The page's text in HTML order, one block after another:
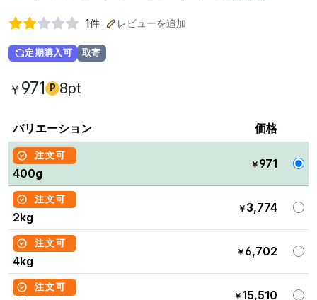
1件 レビューを追加
定期購入可 取寄
￥ 971 P 8pt
バリエーション 価格
注文可
400g
￥ 971
注文可
2kg
￥ 3,774
注文可
4kg
￥ 6,702
注文可
￥ 15,510